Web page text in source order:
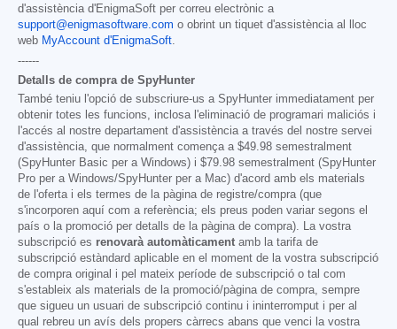
d'assistència d'EnigmaSoft per correu electrònic a
support@enigmasoftware.com o obrint un tiquet d'assistència al lloc
web MyAccount d'EnigmaSoft
------
Detalls de compra de SpyHunter
També teniu l'opció de subscriure-us a SpyHunter immediatament per
obtenir totes les funcions, inclosa l'eliminació de programari maliciós i
l'accés al nostre departament d'assistència a través del nostre servei
d'assistència, que normalment comença a $49.98 semestralment
(SpyHunter Basic per a Windows) i $79.98 semestralment (SpyHunter
Pro per a Windows/SpyHunter per a Mac) d'acord amb els materials
de l'oferta i els termes de la pàgina de registre/compra (que
s'incorporen aquí com a referència; els preus poden variar segons el
país o la promoció per detalls de la pàgina de compra). La vostra
subscripció es renovarà automàticament amb la tarifa de
subscripció estàndard aplicable en el moment de la vostra subscripció
de compra original i pel mateix període de subscripció o tal com
s'estableix als materials de la promoció/pàgina de compra, sempre
que sigueu un usuari de subscripció continu i ininterromput i per al
qual rebreu un avís dels propers càrrecs abans que venci la vostra